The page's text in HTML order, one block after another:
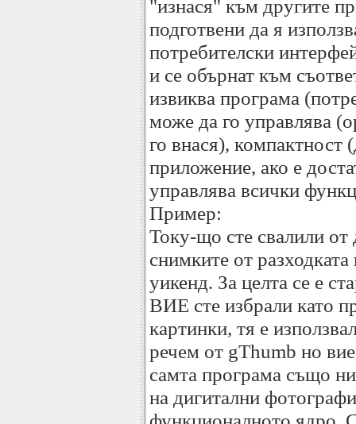
"изнася" към другите
подготвени да я
потребителски
и се обърнат към
извиква програма
може да го управлява
го внася),
приложение, ако е
управлява всички
Пример:
Току-що сте свалили от
снимките от
уикенд. За целта се е
ВИЕ сте избрали като
картинки, тя е
речем от gThumb но
самта програма също
на дигитални